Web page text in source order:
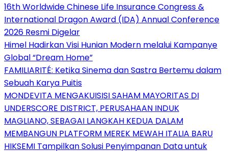
16th Worldwide Chinese Life Insurance Congress &
International Dragon Award (IDA) Annual Conference
2026 Resmi Digelar
Himel Hadirkan Visi Hunian Modern melalui Kampanye
Global “Dream Home”
FAMILIARITÉ: Ketika Sinema dan Sastra Bertemu dalam
Sebuah Karya Puitis
MONDEVITA MENGAKUISISI SAHAM MAYORITAS DI
UNDERSCORE DISTRICT, PERUSAHAAN INDUK
MAGLIANO, SEBAGAI LANGKAH KEDUA DALAM
MEMBANGUN PLATFORM MEREK MEWAH ITALIA BARU
HIKSEMI Tampilkan Solusi Penyimpanan Data untuk